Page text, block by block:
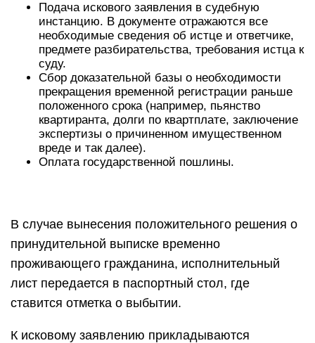
Подача искового заявления в судебную
инстанцию. В документе отражаются все
необходимые сведения об истце и ответчике,
предмете разбирательства, требования истца к
суду.
Сбор доказательной базы о необходимости
прекращения временной регистрации раньше
положенного срока (например, пьянство
квартиранта, долги по квартплате, заключение
экспертизы о причиненном имущественном
вреде и так далее).
Оплата государственной пошлины.
В случае вынесения положительного решения о
принудительной выписке временно
проживающего гражданина, исполнительный
лист передается в паспортный стол, где
ставится отметка о выбытии.
К исковому заявлению прикладываются